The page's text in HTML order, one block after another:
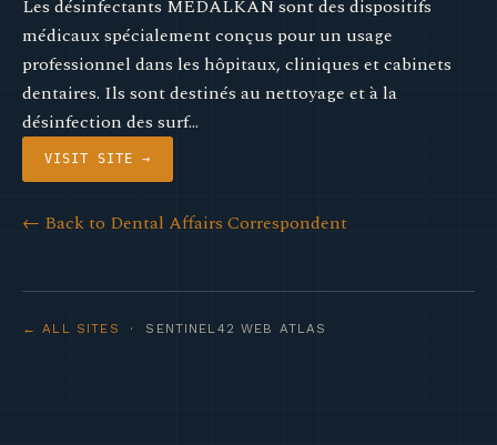
Les désinfectants MEDALKAN sont des dispositifs
médicaux spécialement conçus pour un usage
professionnel dans les hôpitaux, cliniques et cabinets
dentaires. Ils sont destinés au nettoyage et à la
désinfection des surf…
VISIT SITE →
← Back to Dental Affairs Correspondent
← ALL SITES · SENTINEL42 WEB ATLAS